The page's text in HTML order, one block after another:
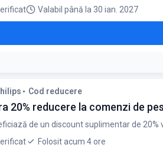
Valabil până la 30 ian. 2027
Reducere de 15% la produsele
pentru îngrijirea bărbaților: trimmere
de schimb, irigatoare orale și accesorii
băuturi, procesarea și gătitul
Cod reducere
20% reducere la comenzi de
de un discount suplimentar de
Folosit acum 4 ore